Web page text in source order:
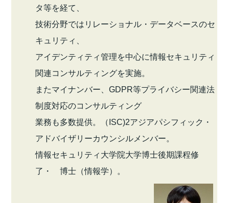
タ等を経て、
技術分野ではリレーショナル・データベースのセ
キュリティ、
アイデンティティ管理を中心に情報セキュリティ
関連コンサルティングを実施。
またマイナンバー、GDPR等プライバシー関連法
制度対応のコンサルティング
業務も多数提供。（ISC)2アジアパシフィック・
アドバイザリーカウンシルメンバー。
情報セキュリティ大学院大学博士後期課程修
了・ 博士（情報学）。